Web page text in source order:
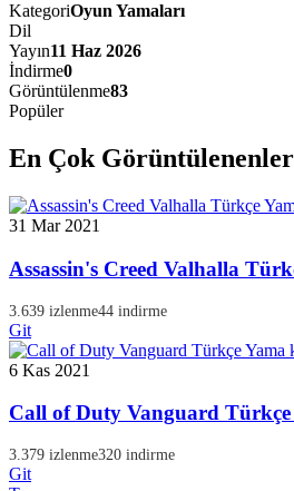
KategoriOyun Yamaları
Dil
Yayın11 Haz 2026
İndirme0
Görüntülenme83
Popüler
En Çok Görüntülenenler
31 Mar 2021
Assassin's Creed Valhalla
3.639 izlenme44 indirme
Git
6 Kas 2021
Call of Duty Vanguard Türkçe
3.379 izlenme320 indirme
Git